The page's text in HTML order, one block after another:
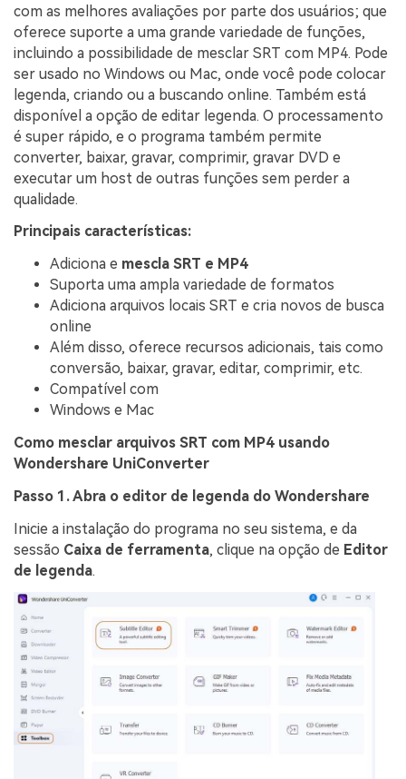
com as melhores avaliações por parte dos usuários; que
oferece suporte a uma grande variedade de funções,
incluindo a possibilidade de mesclar SRT com MP4. Pode
ser usado no Windows ou Mac, onde você pode colocar
legenda, criando ou a buscando online. Também está
disponível a opção de editar legenda. O processamento
é super rápido, e o programa também permite
converter, baixar, gravar, comprimir, gravar DVD e
executar um host de outras funções sem perder a
qualidade.
Principais características:
Adiciona e mescla SRT e MP4
Suporta uma ampla variedade de formatos
Adiciona arquivos locais SRT e cria novos de busca
online
Além disso, oferece recursos adicionais, tais como
conversão, baixar, gravar, editar, comprimir, etc.
Compatível com
Windows e Mac
Como mesclar arquivos SRT com MP4 usando
Wondershare UniConverter
Passo 1. Abra o editor de legenda do Wondershare
Inicie a instalação do programa no seu sistema, e da
sessão Caixa de ferramenta, clique na opção de Editor
de legenda.